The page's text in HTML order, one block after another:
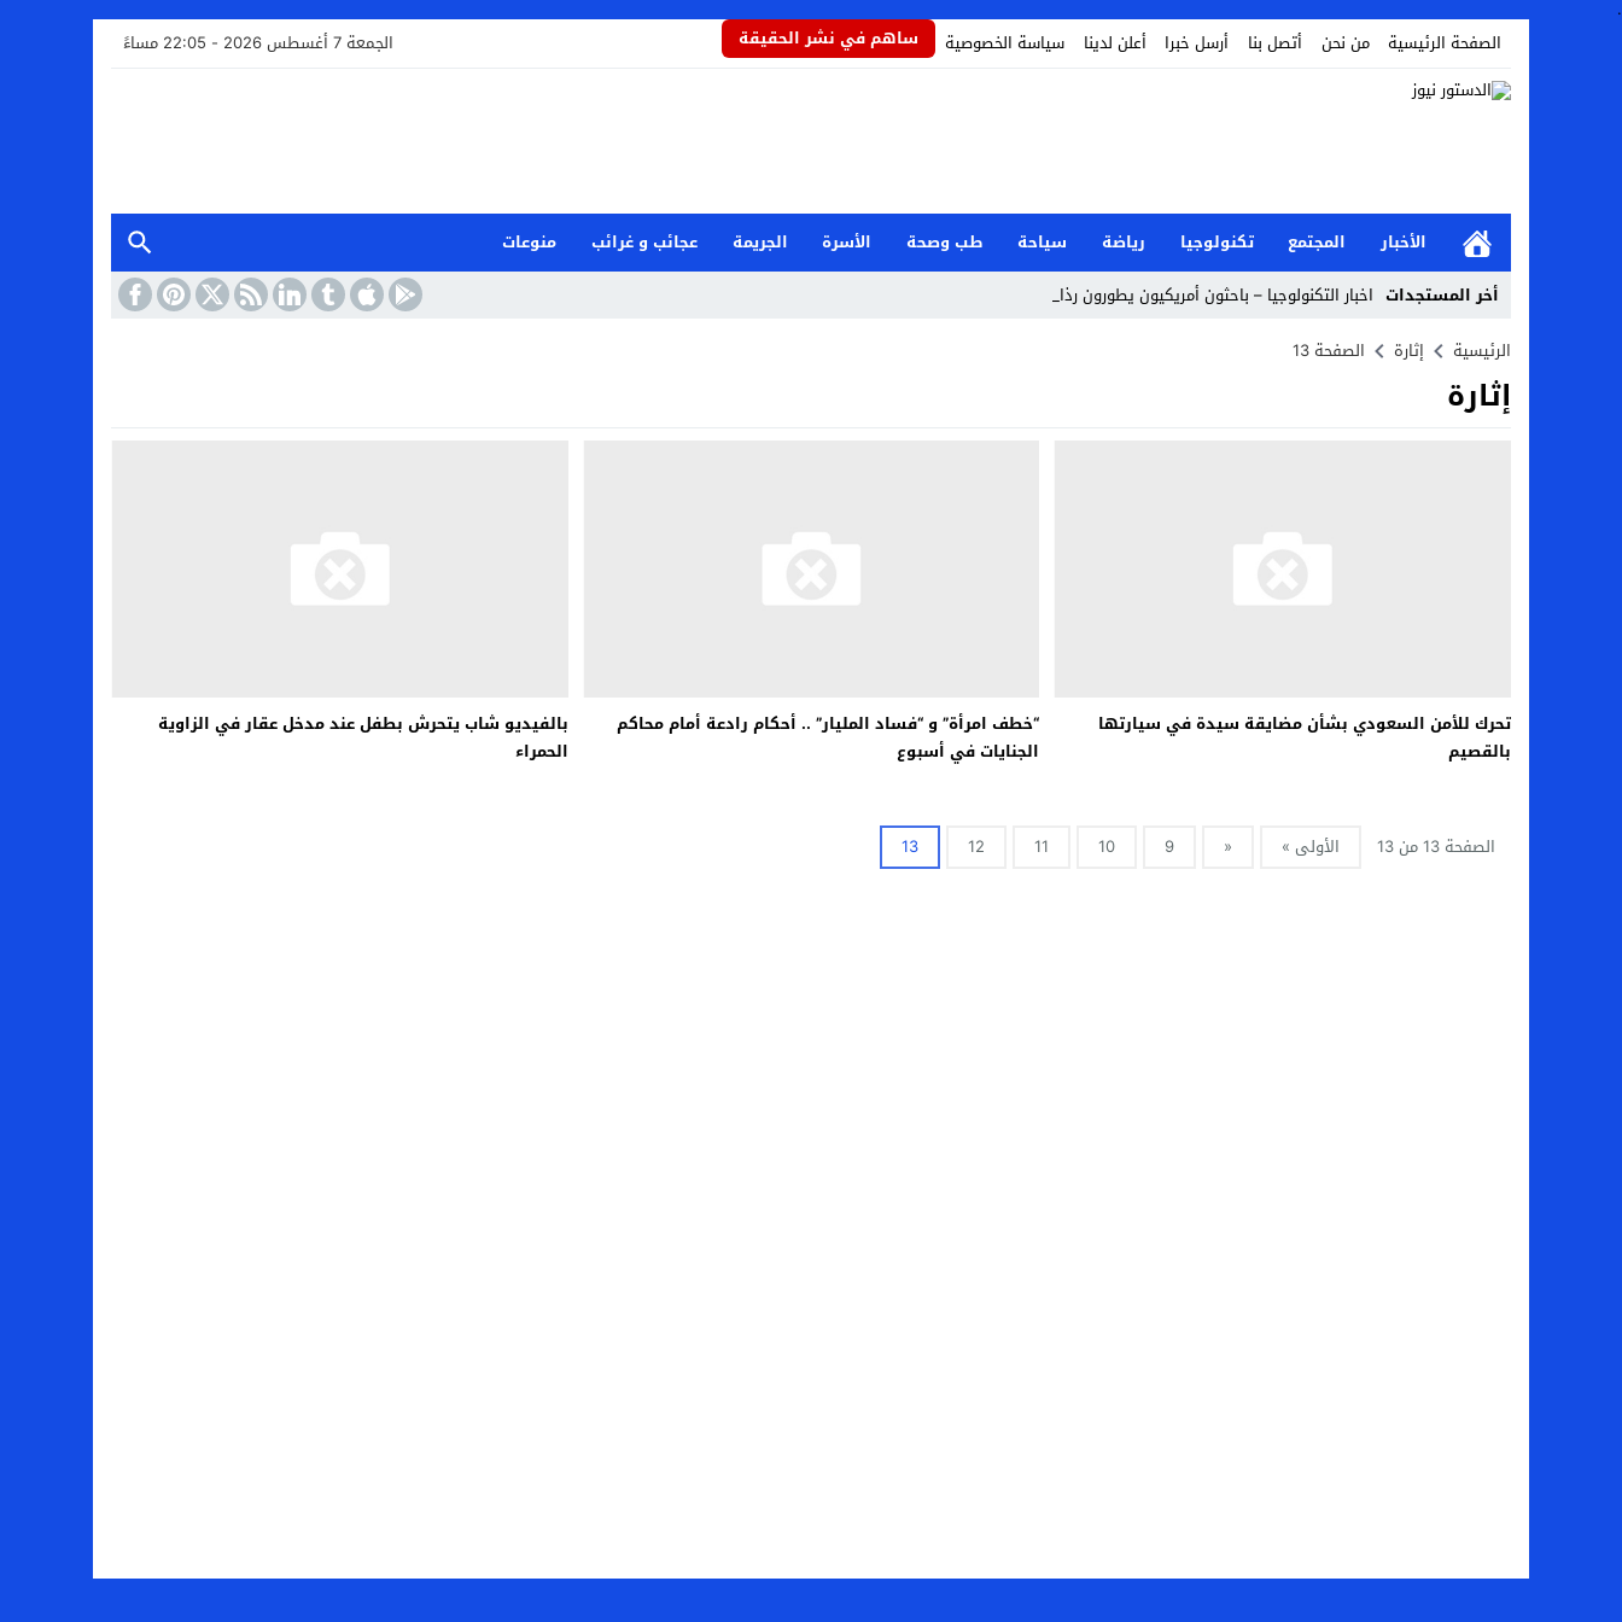
.
الصفحة الرئيسية
من نحن أتصل بنا أرسل خبرا أعلن لدينا سياسة الخصوصية ساهم في نشر الحقيقة الجمعة 7 أغسطس 2026 - 22:05 مساءً
الأخبار المجتمع تكنولوجيا رياضة سياحة طب وصحة الأسرة الجريمة عجائب و غرائب
منوعات
أخر المستجدات اخبار التكنولوجيا – باحثون أمريكيون يطورون رذاذاً _
Stop
الرئيسية إثارة الصفحة 13
إثارة
تحرك للأمن السعودي بشأن مضايقة سيدة في سيارتها
بالقصيم
“خطف امرأة” و “فساد المليار” .. أحكام رادعة أمام محاكم
الجنايات في أسبوع
بالفيديو شاب يتحرش بطفل عند مدخل عقار في الزاوية
الحمراء
الصفحة 13 من 13 الأولى » «
9
10
11
12
13